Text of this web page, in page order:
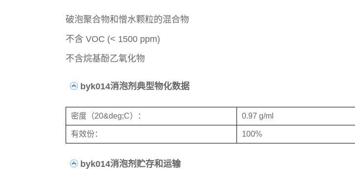
破泡聚合物和憎水颗粒的混合物
不含 VOC (< 1500 ppm)
不含烷基酚乙氧化物
byk014消泡剂典型物化数据
密度（20&deg;C）： 0.97 g/ml
有效份： 100%
byk014消泡剂贮存和运输